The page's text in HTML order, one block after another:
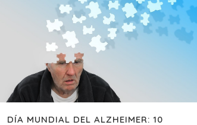
DÍA MUNDIAL DEL ALZHEIMER: 10